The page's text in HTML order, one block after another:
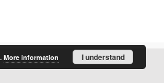
More information I understand